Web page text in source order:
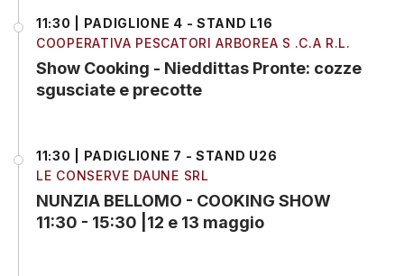
11:30 | PADIGLIONE 4 - STAND L16
COOPERATIVA PESCATORI ARBOREA S .C.A R.L.
Show Cooking - Nieddittas Pronte: cozze
sgusciate e precotte
11:30 | PADIGLIONE 7 - STAND U26
LE CONSERVE DAUNE SRL
NUNZIA BELLOMO - COOKING SHOW
11:30 - 15:30 |12 e 13 maggio